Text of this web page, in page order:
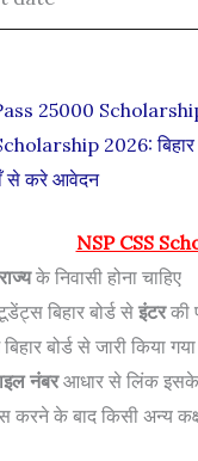
25000
2026: बिहार
से करे आवेदन
NSP CSS
के निवासी होना चाहिए
बिहार बोर्ड से इंटरकी
बोर्ड से जारी किया गया
नंबरआधार से लिंक इसके
करने के बाद किसी अन्य